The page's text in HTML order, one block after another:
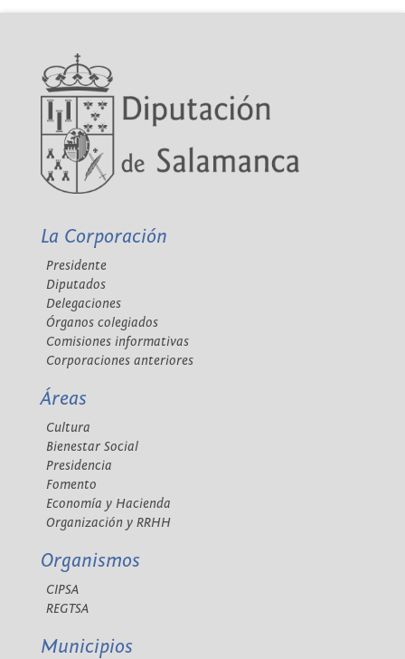
La Corporación
Presidente
Diputados
Delegaciones
Órganos colegiados
Comisiones informativas
Corporaciones anteriores
Áreas
Cultura
Bienestar Social
Presidencia
Fomento
Economía y Hacienda
Organización y RRHH
Organismos
CIPSA
REGTSA
Municipios